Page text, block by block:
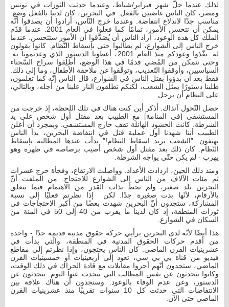
لذلك عندما حلّ شهر فبراير/شباط، وعندما حدثت الثورات في تونس
ومصر، كان الناس غاضبين بالفعل. في البحرين، كان لدينا بالفعل وضع
مناسب جدًا لاندلاع انتفاضة. وعندما خرج النّاس، أرادوا أن يصدقوا أنّه
يمكن أن تتحسن الأمور، تمامًا كما فعلوا في العام 2001. عندما قدّم
الملك كل هذه الوعود، أراد الناس أن يُصَدّقوا أن الأمور ستتحسن. عندما
خرج الناس إلى الشوارع، لم يطالبوا حتى بإسقاط النّظام. كانوا يقولون
له: نفّذوا وعودكم منذ العام 2001، أعطونا الدستور الذي وعدتمونا به.
وحتى نتمكن من المُضي قدمًا في هذا الوضع، أطلِقوا سراح السّجناء
السياسيين، وأوقفوا التّعذيب، وتوقّفوا عن ملاحقة الأطفال، وما إلى ذلك.
فقط بعد أن بدؤوا بقتل الناس في الشوارع، قال الناس إنّه كما تعلمون،
طلبنا دستورًا يمثل الشعب، لكنكم تطلقون النار علينا من أجله، وبالتالي،
على النظام أن يرحل.
حصل التّحول آنذاك. أذكر أين كنت هناك في تلك اللحظة، إذ خرجت من
المستشفى [في المنامة] مع الطبيب بعد مقتل أول شخص على يد
الشرطة. كانت الحشود الهائلة تقف خارج المستشفى. وبمجرد أن أعلن
الطبيب أننا شهدنا أول عملية قتل في انتفاضة البحرين، بدأ الناس
يهتفون: "الشعب يريد اسقاط النظام!" بدأت عندها المطالبة بإسقاط
النّظام. كان ذلك بعد مقتل أول شخص أصيب برصاصة في ظهره وهو
يهرب - لم يكن حتّى يواجه الشرطة.
ومنذ ذلك الحين، ازدادت الأعداد. وواصلت الارتفاع، وفجأة خرج عشرات
ثم مئات الآلاف من الناس إلى الشوارع للاحتجاج. من الملفت أنّ
البحرين بلد صغير، ولم تحظّ بذات القدر من الاهتمام فيما يتعلق
بالأرقام، لأنّها بدت صغيرة جدًا. لكن إذا نظرتم فعليًا إلى نسبة
المشاركة، ستجدون أنّ البحرين شهدت بعضًا من أكبر الاحتجاجات في
ثورات المنطقة، إذ كان لدينا ما يقرب من 40 إلى 50 في المئة من
السكان في الشوارع.
هذا أيضًا لأنّه لدى البحرين برأيي حركة حقوق مدنية قديمة جدًا - واحدة
من أقدم حركات الحقوق المدنية في المنطقة، والّتي بدأت في
عشرينيات القرن الماضي. كان الناس يحتجون، وإذا نظرتم إلى مقاطع
فيديو من قناة بي بي سي، تعود إلى أربعينيات أو خمسينيات القرن
الماضي، ستجدون أنّهم أجروا مقابلات مع قادة الحراك في ذلك الوقت،
وكانوا يتحدثون عن نفس المطالب التي نتحدث عنها اليوم. يتحدثون عن
الدستور، وعن عدم الوفاء بالوعود. وستجدون أن هناك علاقة بين
الانتفاضات التي حدثت كل 10 سنوات تقريبًا منذ عشرينيات القرن
الماضي حتى الآن.